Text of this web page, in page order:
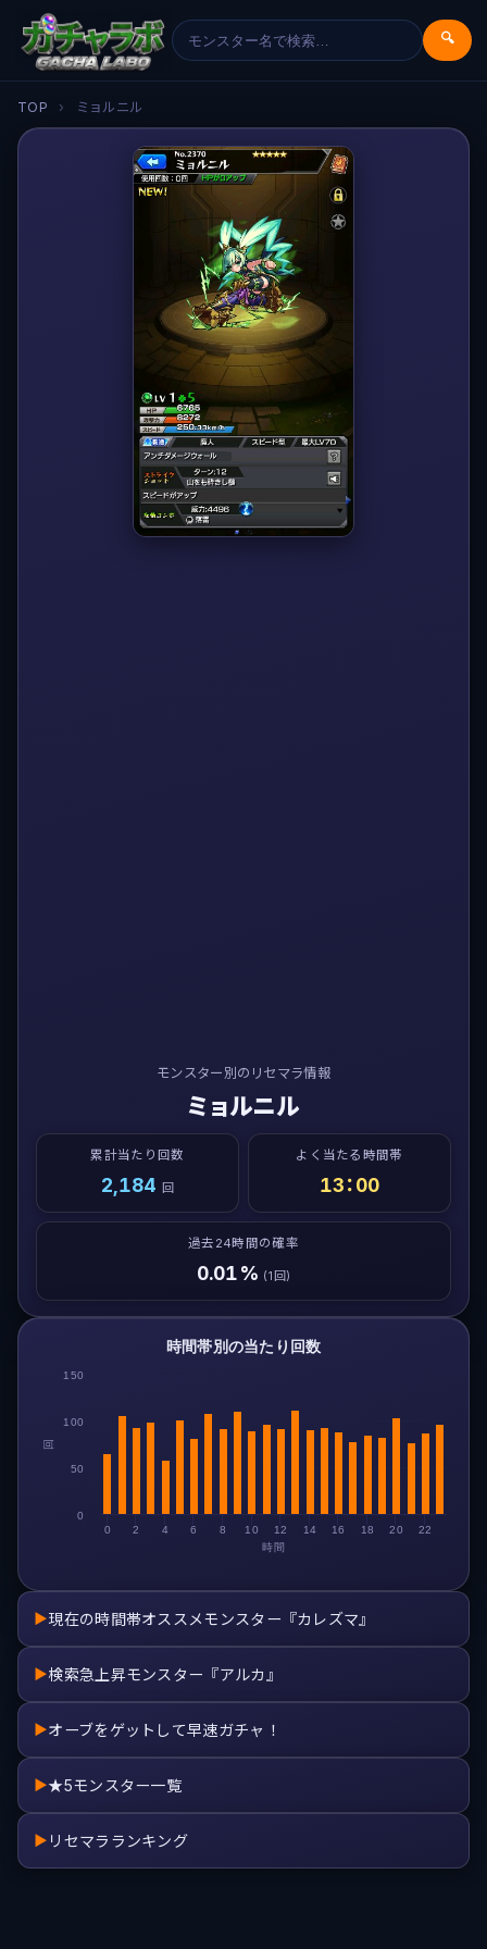
🔍
TOP › ミョルニル
モンスター別のリセマラ情報
ミョルニル
累計当たり回数
2,184 回
よく当たる時間帯
13：00
過去24時間の確率
0.01% (1回)
時間
回
時間帯別の当たり回数
0 2 4 6 8 10 12 14 16 18 20 22
0
50
100
150
▶現在の時間帯オススメモンスター『カレズマ』
▶検索急上昇モンスター『アルカ』
▶オーブをゲットして早速ガチャ！
▶★5モンスター一覧
▶ リセマラランキング